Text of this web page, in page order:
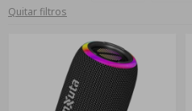
Quitar filtros